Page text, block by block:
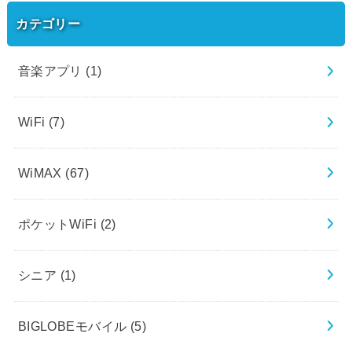
カテゴリー
音楽アプリ (1)
WiFi (7)
WiMAX (67)
ポケットWiFi (2)
シニア (1)
BIGLOBEモバイル (5)